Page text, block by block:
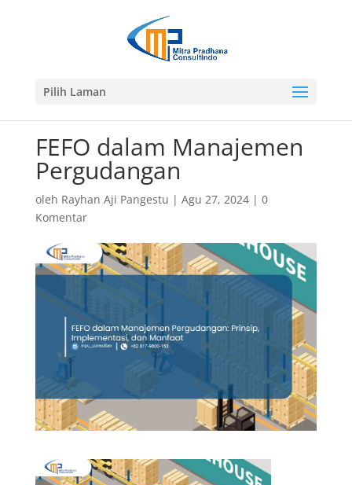
Pilih Laman
FEFO dalam Manajemen
Pergudangan
oleh Rayhan Aji Pangestu | Agu 27, 2024| 0
Komentar